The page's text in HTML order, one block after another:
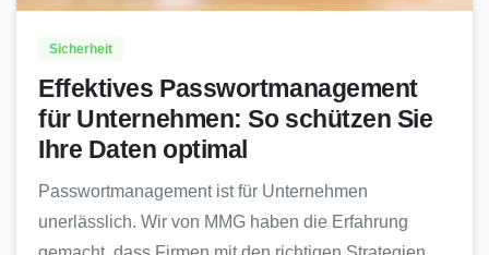
Sicherheit
Effektives Passwortmanagement
für Unternehmen: So schützen Sie
Ihre Daten optimal
Passwortmanagement ist für Unternehmen
unerlässlich. Wir von MMG haben die Erfahrung